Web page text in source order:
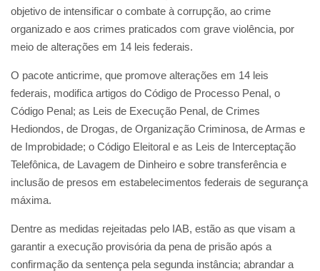
objetivo de intensificar o combate à corrupção, ao crime
organizado e aos crimes praticados com grave violência, por
meio de alterações em 14 leis federais.
O pacote anticrime, que promove alterações em 14 leis
federais, modifica artigos do Código de Processo Penal, o
Código Penal; as Leis de Execução Penal, de Crimes
Hediondos, de Drogas, de Organização Criminosa, de Armas e
de Improbidade; o Código Eleitoral e as Leis de Interceptação
Telefônica, de Lavagem de Dinheiro e sobre transferência e
inclusão de presos em estabelecimentos federais de segurança
máxima.
Dentre as medidas rejeitadas pelo IAB, estão as que visam a
garantir a execução provisória da pena de prisão após a
confirmação da sentença pela segunda instância; abrandar a